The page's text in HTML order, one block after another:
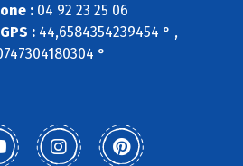
: 04 92 23 25 06
: 44,6584354239454 ° ,
°